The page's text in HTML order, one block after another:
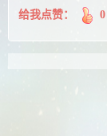
给我点赞： 0